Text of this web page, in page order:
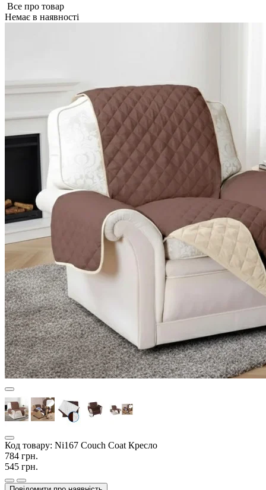
Все про товар
Немає в наявності
Код товару: Ni167 Couch Coat Кресло
784 грн.
545 грн.